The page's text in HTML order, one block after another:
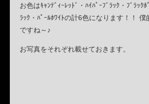
お色はｷｬﾝﾃﾞｨｰﾚｯﾄﾞ・ﾊｲﾊﾟｰﾌﾞﾗｯｸ・ﾌﾞﾗｯｸﾎ
ﾗｯｸ・ﾊﾟｰﾙﾎﾜｲﾄの計6色になります！！ 僕
ですね～♪
お写真をそれぞれ載せておきます。